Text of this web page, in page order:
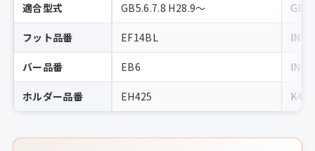
適合型式 GB5.6.7.8 H28.9〜 GB5
フット品番 EF14BL
バー品番 EB6
ホルダー品番 EH425 K489